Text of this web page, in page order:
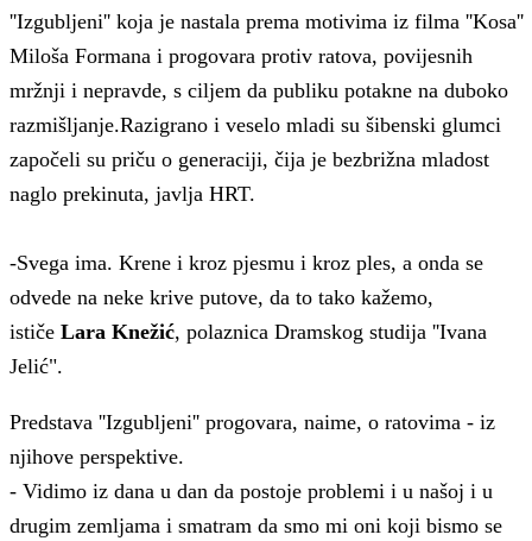
''Izgubljeni'' koja je nastala prema motivima iz filma ''Kosa''
Miloša Formana i progovara protiv ratova, povijesnih
mržnji i nepravde, s ciljem da publiku potakne na duboko
razmišljanje.Razigrano i veselo mladi su šibenski glumci
započeli su priču o generaciji, čija je bezbrižna mladost
naglo prekinuta, javlja HRT.
-Svega ima. Krene i kroz pjesmu i kroz ples, a onda se
odvede na neke krive putove, da to tako kažemo,
ističe Lara Knežić, polaznica Dramskog studija ''Ivana
Jelić".
Predstava ''Izgubljeni'' progovara, naime, o ratovima - iz
njihove perspektive.
- Vidimo iz dana u dan da postoje problemi i u našoj i u
drugim zemljama i smatram da smo mi oni koji bismo se